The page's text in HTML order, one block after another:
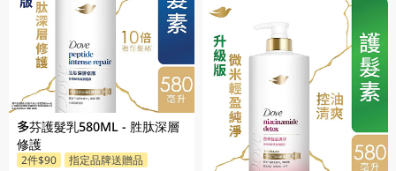
多芬護髮乳580ML - 胜肽深層
修護
2件$90 指定品牌送贈品